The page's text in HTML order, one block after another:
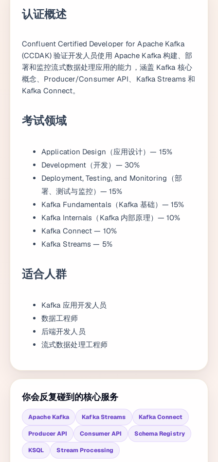
认证概述
Confluent Certified Developer for Apache Kafka
(CCDAK) 验证开发人员使用 Apache Kafka 构建、部
署和监控流式数据处理应用的能力，涵盖 Kafka 核心
概念、Producer/Consumer API、Kafka Streams 和
Kafka Connect。
考试领域
Application Design（应用设计）— 15%
Development（开发）— 30%
Deployment, Testing, and Monitoring（部
署、测试与监控）— 15%
Kafka Fundamentals（Kafka 基础）— 15%
Kafka Internals（Kafka 内部原理）— 10%
Kafka Connect — 10%
Kafka Streams — 5%
适合人群
Kafka 应用开发人员
数据工程师
后端开发人员
流式数据处理工程师
你会反复碰到的核心服务
Apache Kafka Kafka Streams Kafka Connect
Producer API Consumer API Schema Registry
KSQL Stream Processing